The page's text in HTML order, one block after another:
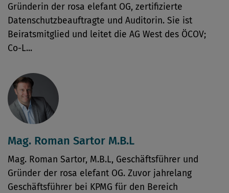
Gründerin der rosa elefant OG, zertifizierte
Datenschutzbeauftragte und Auditorin. Sie ist
Beiratsmitglied und leitet die AG West des ÖCOV;
Co-L...
Mag. Roman Sartor M.B.L
Mag. Roman Sartor, M.B.L, Geschäftsführer und
Gründer der rosa elefant OG. Zuvor jahrelang
Geschäftsführer bei KPMG für den Bereich